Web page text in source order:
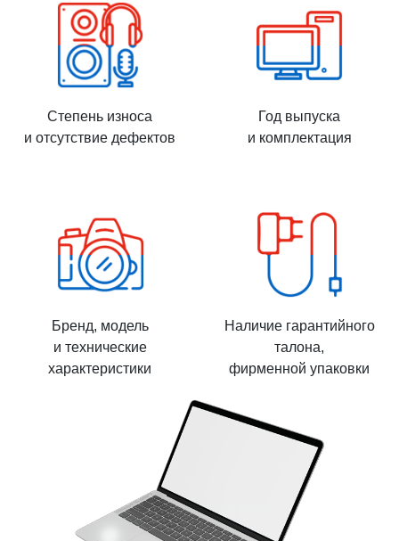
Степень износа
и отсутствие дефектов
Год выпуска
и комплектация
Бренд, модель
и технические
характеристики
Наличие гарантийного
талона,
фирменной упаковки